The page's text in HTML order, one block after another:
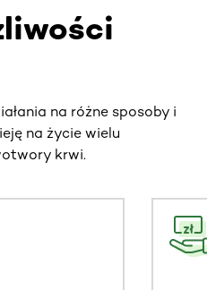
na różne sposoby i
na życie wielu
krwi.